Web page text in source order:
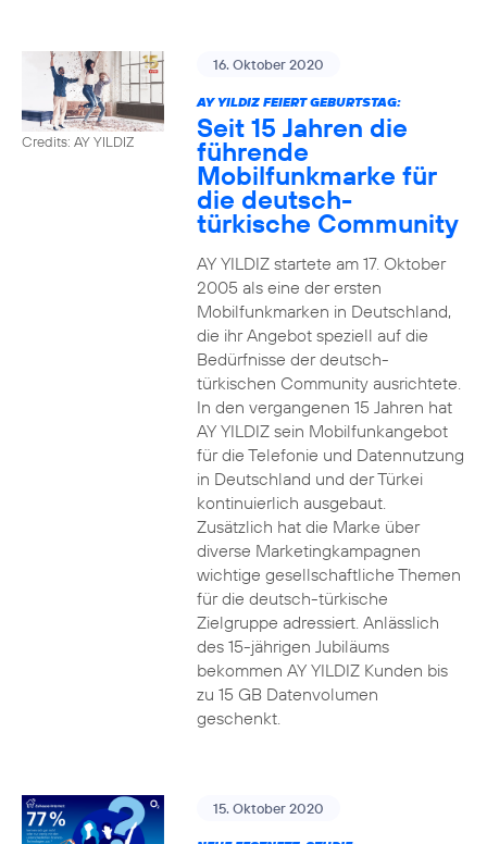
Credits: AY YILDIZ
16. Oktober 2020
AY YILDIZ FEIERT GEBURTSTAG:
Seit 15 Jahren die
führende
Mobilfunkmarke für
die deutsch-
türkische Community
AY YILDIZ startete am 17. Oktober
2005 als eine der ersten
Mobilfunkmarken in Deutschland,
die ihr Angebot speziell auf die
Bedürfnisse der deutsch-
türkischen Community ausrichtete.
In den vergangenen 15 Jahren hat
AY YILDIZ sein Mobilfunkangebot
für die Telefonie und Datennutzung
in Deutschland und der Türkei
kontinuierlich ausgebaut.
Zusätzlich hat die Marke über
diverse Marketingkampagnen
wichtige gesellschaftliche Themen
für die deutsch-türkische
Zielgruppe adressiert. Anlässlich
des 15-jährigen Jubiläums
bekommen AY YILDIZ Kunden bis
zu 15 GB Datenvolumen
geschenkt.
15. Oktober 2020